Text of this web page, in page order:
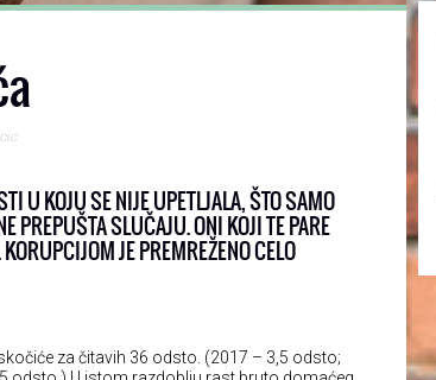
U KOJU SE NIJE UPETLJALA, ŠTO SAMO
PREPUŠTA SLUČAJU. ONI KOJI TE PARE
JE PREMREŽENO CELO
za čitavih 36 odsto. (2017 – 3,5 odsto;